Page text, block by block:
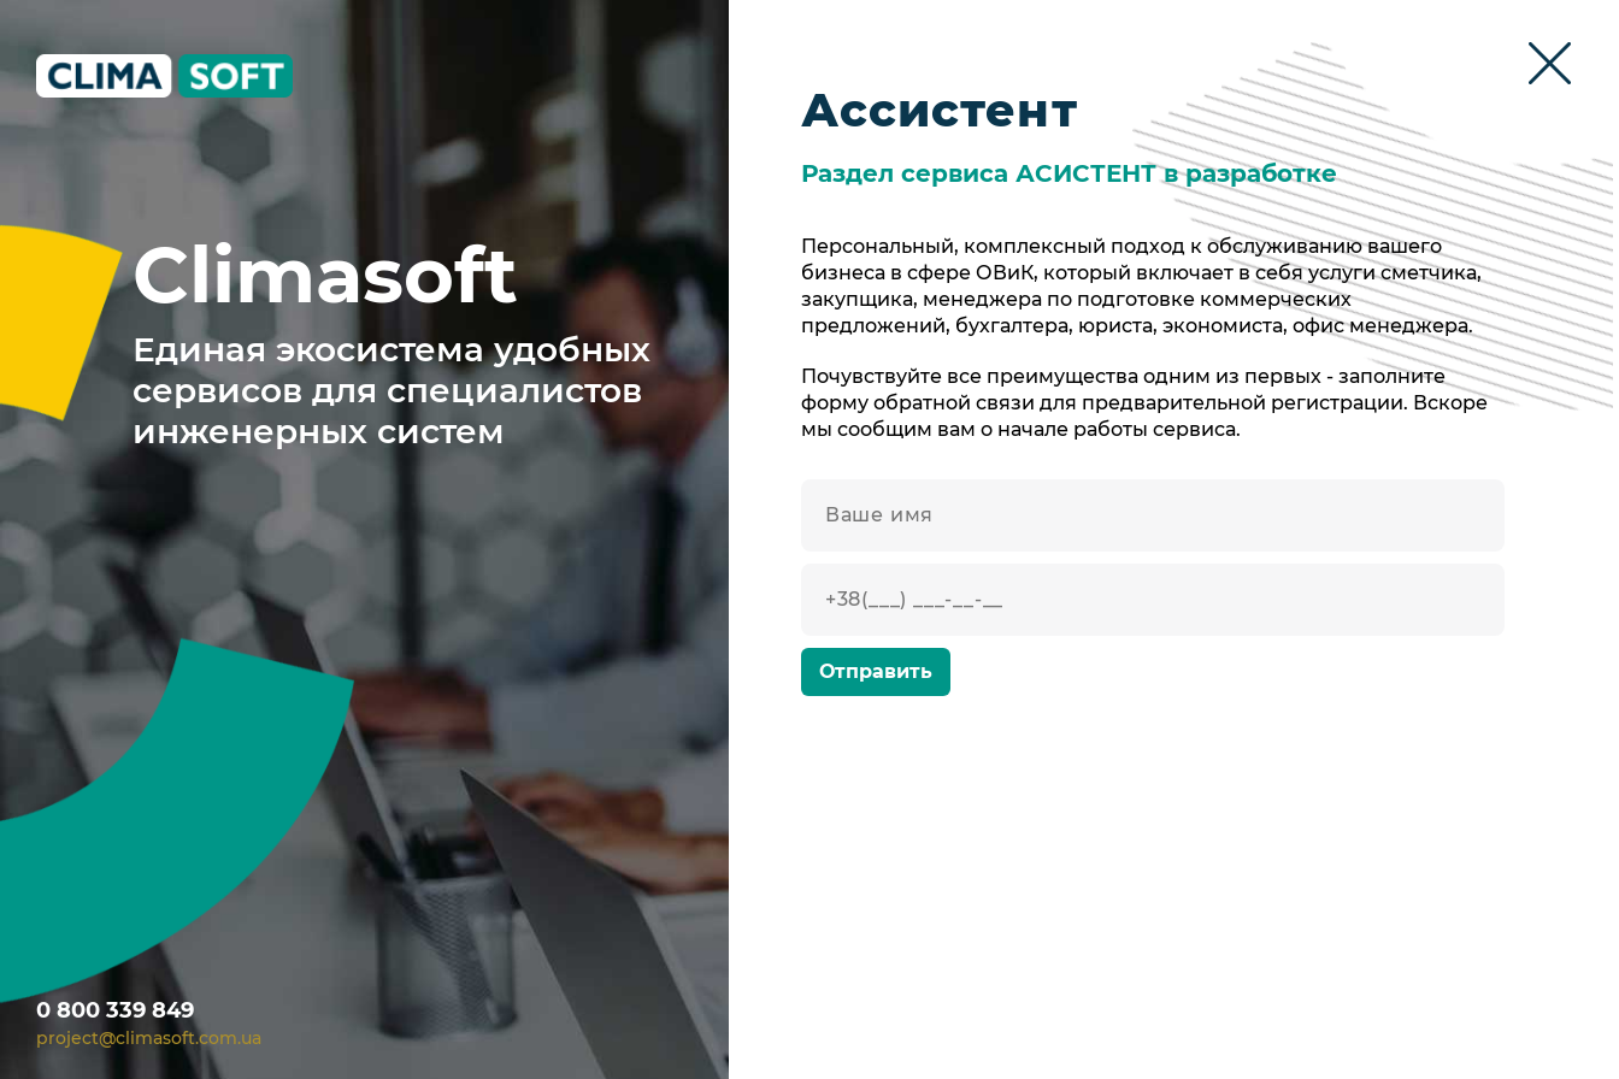
Climasoft
Единая экосистема удобных
сервисов для специалистов
инженерных систем
0 800 339 849
project@climasoft.com.ua
Ассистент
Раздел сервиса АСИСТЕНТ в разработке
Персональный, комплексный подход к обслуживанию вашего
бизнеса в сфере ОВиК, который включает в себя услуги сметчика,
закупщика, менеджера по подготовке коммерческих
предложений, бухгалтера, юриста, экономиста, офис менеджера.
Почувствуйте все преимущества одним из первых - заполните
форму обратной связи для предварительной регистрации. Вскоре
мы сообщим вам о начале работы сервиса.